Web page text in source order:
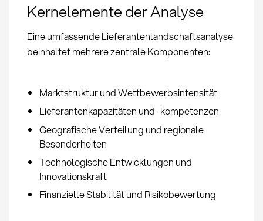
Kernelemente der Analyse
Eine umfassende Lieferantenlandschaftsanalyse
beinhaltet mehrere zentrale Komponenten:
Marktstruktur und Wettbewerbsintensität
Lieferantenkapazitäten und -kompetenzen
Geografische Verteilung und regionale
Besonderheiten
Technologische Entwicklungen und
Innovationskraft
Finanzielle Stabilität und Risikobewertung